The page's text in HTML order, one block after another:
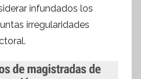
t
e
s
s
infundados los
irregularidades